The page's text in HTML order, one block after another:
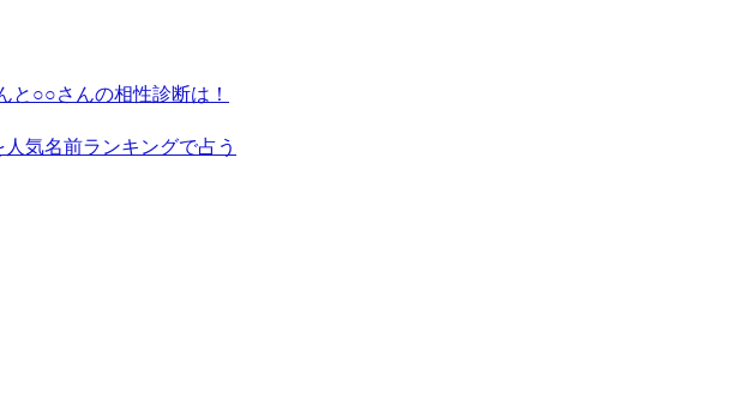
と○○さんの相性診断は！
人気名前ランキングで占う